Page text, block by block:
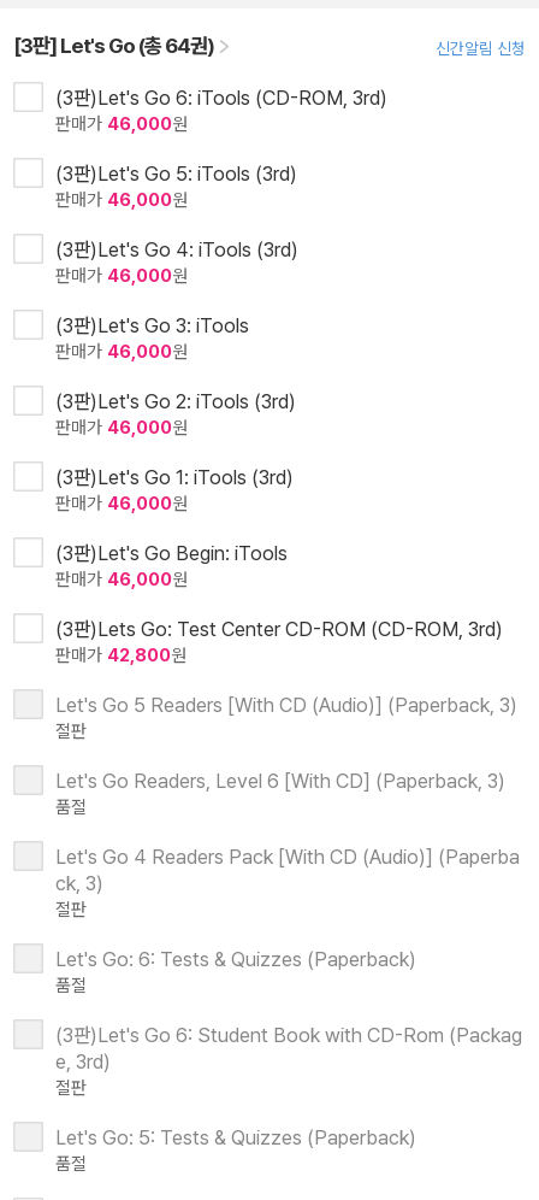
[3판] Let's Go (총 64권) 신간알림 신청
(3판)Let's Go 6: iTools (CD-ROM, 3rd)
판매가 46,000원
(3판)Let's Go 5: iTools (3rd)
판매가 46,000원
(3판)Let's Go 4: iTools (3rd)
판매가 46,000원
(3판)Let's Go 3: iTools
판매가 46,000원
(3판)Let's Go 2: iTools (3rd)
판매가 46,000원
(3판)Let's Go 1: iTools (3rd)
판매가 46,000원
(3판)Let's Go Begin: iTools
판매가 46,000원
(3판)Lets Go: Test Center CD-ROM (CD-ROM, 3rd)
판매가 42,800원
Let's Go 5 Readers [With CD (Audio)] (Paperback, 3)
절판
Let's Go Readers, Level 6 [With CD] (Paperback, 3)
품절
Let's Go 4 Readers Pack [With CD (Audio)] (Paperba
ck, 3)
절판
Let's Go: 6: Tests & Quizzes (Paperback)
품절
(3판)Let's Go 6: Student Book with CD-Rom (Packag
e, 3rd)
절판
Let's Go: 5: Tests & Quizzes (Paperback)
품절